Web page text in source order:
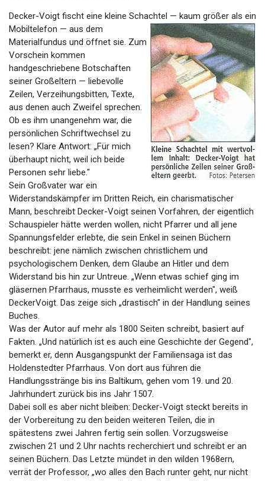
Decker-Voigt fischt eine kleine Schachtel — kaum größer als ein
Mobiltelefon — aus dem
Materialfundus und öffnet sie. Zum
Vorschein kommen
handgeschriebene Botschaften
seiner Großeltern — liebevolle
Zeilen, Verzeihungsbitten, Texte,
aus denen auch Zweifel sprechen.
Ob es ihm unangenehm war, die
persönlichen Schriftwechsel zu
lesen? Klare Antwort: „Für mich
überhaupt nicht, weil ich beide
Personen sehr liebe."
Sein Großvater war ein
Widerstandskämpfer im Dritten Reich, ein charismatischer
Mann, beschreibt Decker-Voigt seinen Vorfahren, der eigentlich
Schauspieler hätte werden wollen, nicht Pfarrer und all jene
Spannungsfelder erlebte, die sein Enkel in seinen Büchern
beschreibt: jene nämlich zwischen christlichem und
psychologischem Denken, dem Glaube an Hitler und dem
Widerstand bis hin zur Untreue. „Wenn etwas schief ging im
gläsernen Pfarrhaus, musste es verheimlicht werden", weiß
DeckerVoigt. Das zeige sich „drastisch" in der Handlung seines
Buches.
Was der Autor auf mehr als 1800 Seiten schreibt, basiert auf
Fakten. „Und natürlich ist es auch eine Geschichte der Gegend",
bemerkt er, denn Ausgangspunkt der Familiensaga ist das
Holdenstedter Pfarrhaus. Von dort aus führen die
Handlungsstränge bis ins Baltikum, gehen vom 19. und 20.
Jahrhundert zurück bis ins Jahr 1507.
Dabei soll es aber nicht bleiben: Decker-Voigt steckt bereits in
der Vorbereitung zu den beiden weiteren Teilen, die in
spätestens zwei Jahren fertig sein sollen. Vorzugsweise
zwischen 21 und 2 Uhr nachts recherchiert und schreibt er an
seinen Büchern. Das Letzte mündet in den wilden 1968ern,
verrät der Professor, „wo alles den Bach runter geht, nur nicht